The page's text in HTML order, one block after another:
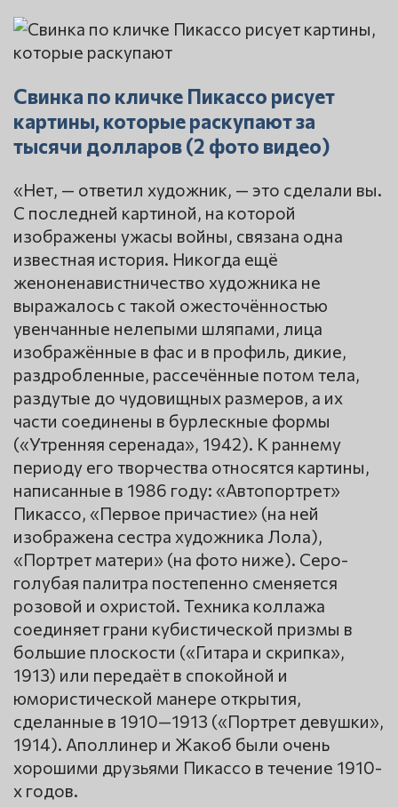
Свинка по кличке Пикассо рисует
картины, которые раскупают за
тысячи долларов (2 фото видео)
«Нет, — ответил художник, — это сделали вы.
С последней картиной, на которой
изображены ужасы войны, связана одна
известная история. Никогда ещё
женоненавистничество художника не
выражалось с такой ожесточённостью
увенчанные нелепыми шляпами, лица
изображённые в фас и в профиль, дикие,
раздробленные, рассечённые потом тела,
раздутые до чудовищных размеров, а их
части соединены в бурлескные формы
(«Утренняя серенада», 1942). К раннему
периоду его творчества относятся картины,
написанные в 1986 году: «Автопортрет»
Пикассо, «Первое причастие» (на ней
изображена сестра художника Лола),
«Портрет матери» (на фото ниже). Серо-
голубая палитра постепенно сменяется
розовой и охристой. Техника коллажа
соединяет грани кубистической призмы в
большие плоскости («Гитара и скрипка»,
1913) или передаёт в спокойной и
юмористической манере открытия,
сделанные в 1910—1913 («Портрет девушки»,
1914). Аполлинер и Жакоб были очень
хорошими друзьями Пикассо в течение 1910-
х годов.